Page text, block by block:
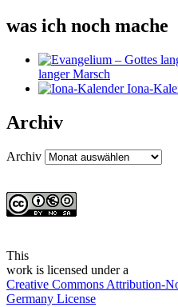
was ich noch mache
langer Marsch
Iona-
Archiv
Archiv
This
work is licensed under a
Creative Commons Attribution-
Germany License